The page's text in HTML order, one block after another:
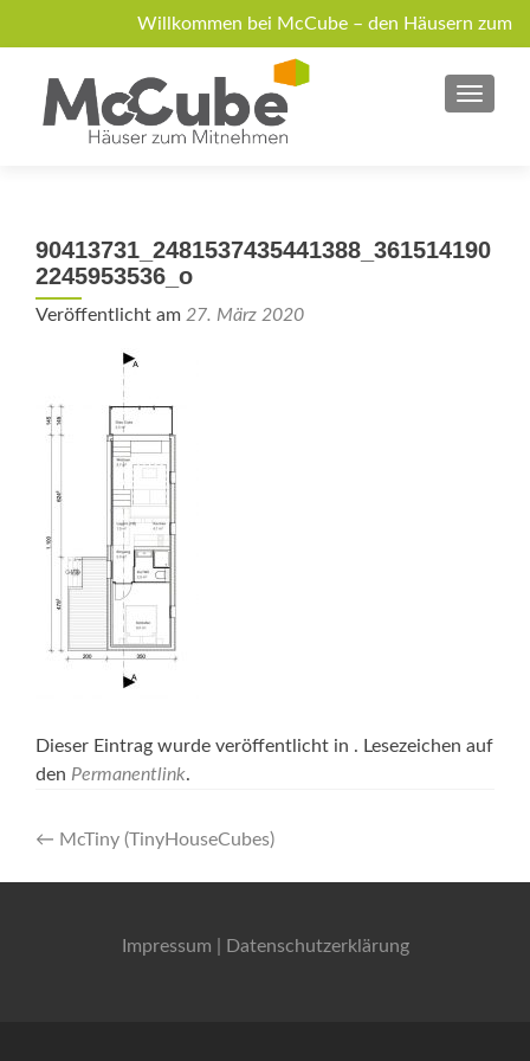
Willkommen bei McCube – den Häusern zum
Mitnehmen!
Über McCube Modelle News Anfrage
MENU
90413731_2481537435441388_361514190
2245953536_o
Veröffentlicht am 27. März 2020
Dieser Eintrag wurde veröffentlicht in . Lesezeichen auf
den Permanentlink.
Artikel-
Navigation
← McTiny (TinyHouseCubes)
Impressum Datenschutzerklärung